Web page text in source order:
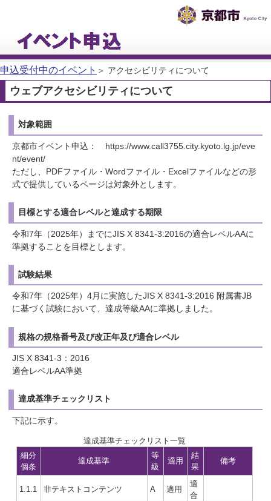
申込受付中のイベント ＞ アクセシビリティについて
ウェブアクセシビリティについて
対象範囲
京都市イベント申込： https://www.call3755.city.kyoto.lg.jp/eve
nt/event/
ただし、PDFファイル・Wordファイル・Excelファイルなどの形
式で提供しているページは対象外とします。
目標とする適合レベルと達成する期限
令和7年（2025年）までにJIS X 8341-3:2016の適合レベルAAに
準拠することを目標とします。
試験結果
令和7年（2025年）4月に実施したJIS X 8341-3:2016 附属書JB
に基づく試験において、達成等級AAに準拠しました。
規格の規格番号及び改正年及び適合レベル
JIS X 8341-3：2016
適合レベルAA準拠
達成基準チェックリスト
下記に示す。
達成基準チェックリスト一覧
細分
個条
達成基準
等
級
適用
結
果
備考
1.1.1 非テキストコンテンツ A 適用
適
合